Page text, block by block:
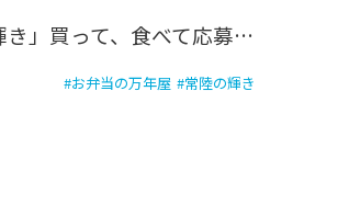
『「常陸の輝き」買って、食べて応募キャンペーン！』本日から開催！
#お弁当の万年屋 #常陸の輝き